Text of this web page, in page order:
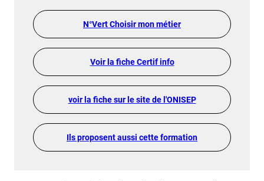
N°Vert Choisir mon métier
Voir la fiche Certif info
voir la fiche sur le site de l'ONISEP
Ils proposent aussi cette formation